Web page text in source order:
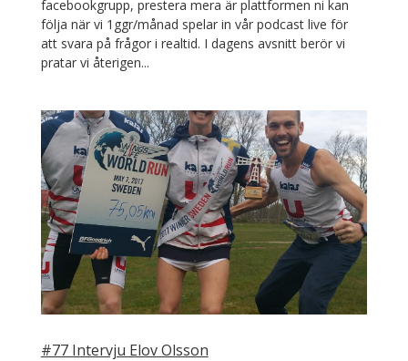
facebookgrupp, prestera mera är plattformen ni kan
följa när vi 1ggr/månad spelar in vår podcast live för
att svara på frågor i realtid. I dagens avsnitt berör vi
pratar vi återigen...
#77 Intervju Elov Olsson